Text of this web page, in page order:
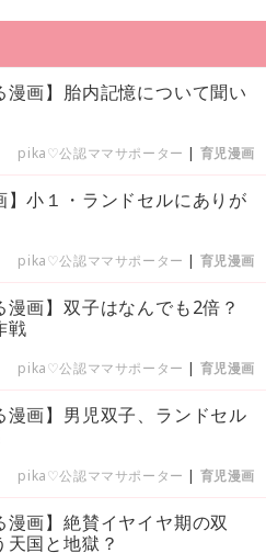
漫画】胎内記憶について聞い
pika♡公認ママサポーター | 育児漫画
】小１・ランドセルにありが
pika♡公認ママサポーター | 育児漫画
漫画】双子はなんでも2倍？
戦
pika♡公認ママサポーター | 育児漫画
漫画】男児双子、ランドセル
pika♡公認ママサポーター | 育児漫画
漫画】絶賛イヤイヤ期の双
国と地獄？